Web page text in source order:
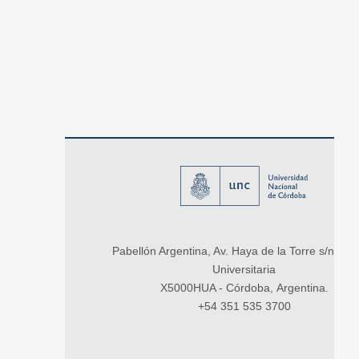
Pabellón Argentina, Av. Haya de la Torre s/n,
Universitaria
X5000HUA - Córdoba, Argentina.
+54 351 535 3700